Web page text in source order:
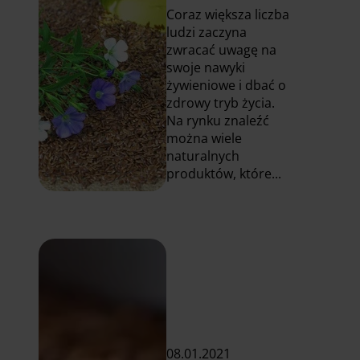
Coraz większa liczba
ludzi zaczyna
zwracać uwagę na
swoje nawyki
żywieniowe i dbać o
zdrowy tryb życia.
Na rynku znaleźć
można wiele
naturalnych
produktów, które...
08.01.2021